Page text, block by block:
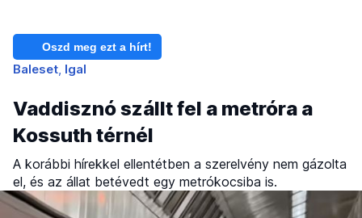
Oszd meg ezt a hírt!
Baleset Igal
Vaddisznó szállt fel a metróra a
Kossuth térnél
A korábbi hírekkel ellentétben a szerelvény nem gázolta
el, és az állat betévedt egy metrókocsiba is.